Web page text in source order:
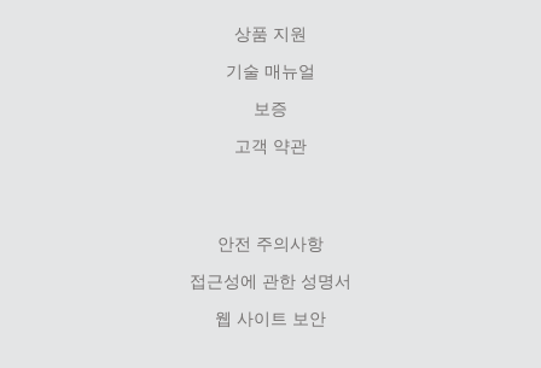
상품 지원
기술 매뉴얼
보증
고객 약관
안전 주의사항
접근성에 관한 성명서
웹 사이트 보안